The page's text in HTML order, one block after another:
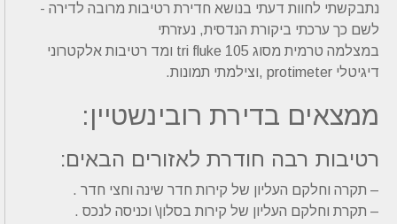
נתבקשתי לחוות דעתי בנושא חדירת רטיבות מרובה לדירה -
לשם כך ערכתי ביקורת הנדסית, נעזרתי
במצלמה טרמית מסוג 105 tri fluke ומד רטיבות אלקטרוני
דיגיטלי protimeter ,וצילמתי תמונות.
ממצאים בדירת רובינשטיין:
רטיבות רבה חודרת לאזורים הבאים:
– תקרה וחלקם העליון של קירות חדר שינה וחצי חדר .
– תקרת וחלקם העליון של קירות בסלון\ וכניסה לנכס .